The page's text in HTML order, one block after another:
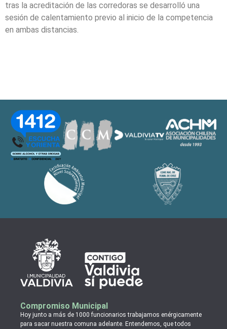
tras la acreditación de las corredoras se desarrolló una
sesión de calentamiento previo al inicio de la competencia
en ambas distancias.
Compromiso Municipal
Hoy junto a más de 1000 funcionarios trabajamos enérgicamente
para sacar nuestra comuna adelante. Entendemos, que todos